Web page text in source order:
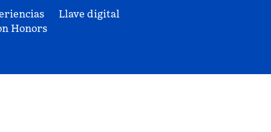
Honors
Llave digital